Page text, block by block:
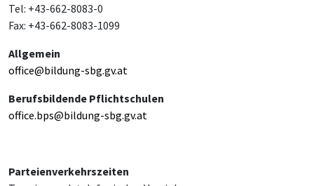
Tel: +43-662-8083-0
Fax: +43-662-8083-1099
Allgemein
office@bildung-sbg.gv.at
Berufsbildende Pflichtschulen
office.bps@bildung-sbg.gv.at
Parteienverkehrszeiten